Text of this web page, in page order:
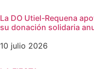
La DO Utiel-Requena
su donación solidaria
10 julio 2026